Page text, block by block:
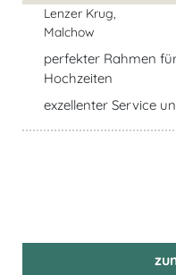
Lenzer Krug,
Malchow
perfekter Rahmen
Hochzeiten
exzellenter Service